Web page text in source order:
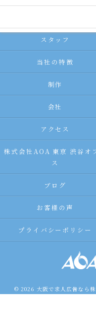
スタッフ
当社の特徴
制作
会社
アクセス
株式会社AOA 東京 渋谷オ
ス
ブログ
お客様の声
プライバシーポリシー
© 2026 大阪で求人広告なら